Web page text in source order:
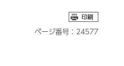
ページ番号：24577